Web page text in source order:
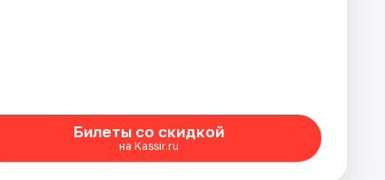
Билеты со скидкой
на Kassir.ru